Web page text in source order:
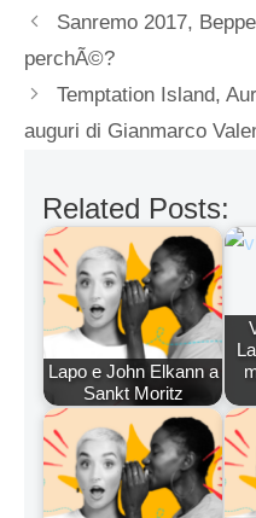
Sanremo 2017,
perchÃ©?
Temptation Island,
auguri di Gianmarco
Related Posts:
Lapo e John Elkann a
Sankt Moritz